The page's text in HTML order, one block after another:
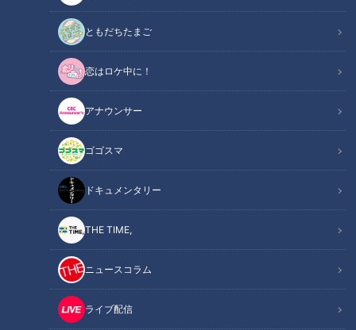
ともだちたまご
恋はロケ中に！
アナウンサー
ゴゴスマ
ドキュメンタリー
THE TIME,
ニュースコラム
ライブ配信
「CBC web」からのお知らせ
全国のお茶の間で大人気を博した、昼ドラマ『キッズ･ウォー
～ざけんなよ～』は今年で25周年を迎えます。それを記念し
てシリーズ1を、民放公式テレビ配信サービス「TVer（ティー
バー）」と「Locipo（ロキポ）」で、2024年5月9日(木)から7
月17日(水)までの期間限定で無料配信されることが決定しまし
「キッズ・ウォー」は、1999年から2003年にかけてTBS系
列で放送された昼ドラマシリーズです。最高視聴率17.2%（関
東地区）を記録するなど、昼ドラマとしては異例の大ヒットを
記録し、国民的ホームドラマとして広く認知されました。今回
の配信では、春子（生稲晃子）と大介（川野太郎）の再婚から
始まる、シリーズ1の物語を全話楽しむことができます。元気